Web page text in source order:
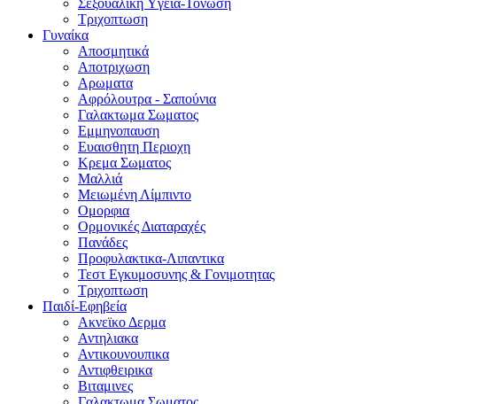
Σεξουαλικη Yγεια-Τονωση
Τριχοπτωση
Γυναίκα
Αποσμητικά
Αποτριχωση
Αρωματα
Αφρόλουτρα - Σαπούνια
Γαλακτωμα Σωματος
Εμμηνοπαυση
Ευαισθητη Περιοχη
Κρεμα Σωματος
Μαλλιά
Μειωμένη Λίμπιντο
Ομορφια
Ορμονικές Διαταραχές
Πανάδες
Προφυλακτικα-Λιπαντικα
Τεστ Εγκυμοσυνης & Γονιμοτητας
Τριχοπτωση
Παιδί-Εφηβεία
Ακνεϊκο Δερμα
Αντηλιακα
Αντικουνουπικα
Αντιφθειρικα
Βιταμινες